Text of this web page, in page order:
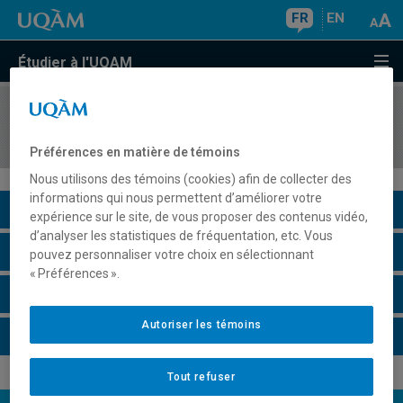
FR EN
Étudier à l'UQAM
COURS//
Description du cours
Horaire - Été 2026
Préférences en matière de témoins
Nous utilisons des témoins (cookies) afin de collecter des
informations qui nous permettent d’améliorer votre
expérience sur le site, de vous proposer des contenus vidéo,
d’analyser les statistiques de fréquentation, etc. Vous
pouvez personnaliser votre choix en sélectionnant
« Préférences ».
Tout refuser
Autoriser les témoins